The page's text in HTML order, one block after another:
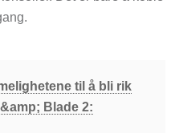
til å bli rik
Blade 2: